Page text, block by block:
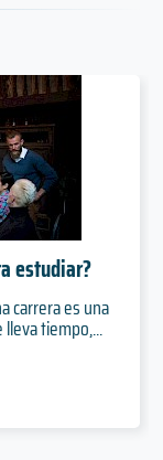
estudiar?
carrera es una
tiempo,...